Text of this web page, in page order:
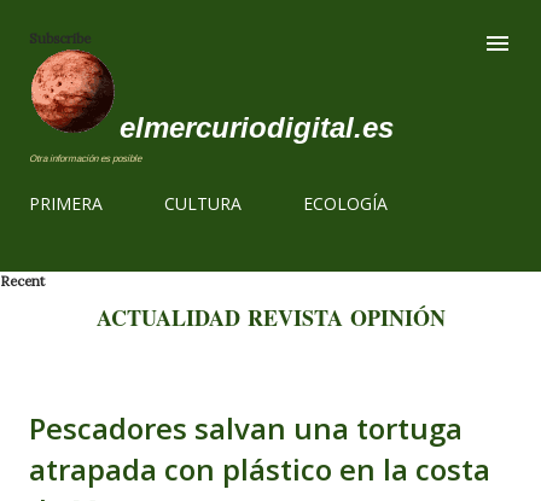
Subscribe
elmercuriodigital.es
Otra información es posible
PRIMERA CULTURA ECOLOGÍA
Recent
ACTUALIDAD REVISTA OPINIÓN
Pescadores salvan una tortuga
atrapada con plástico en la costa